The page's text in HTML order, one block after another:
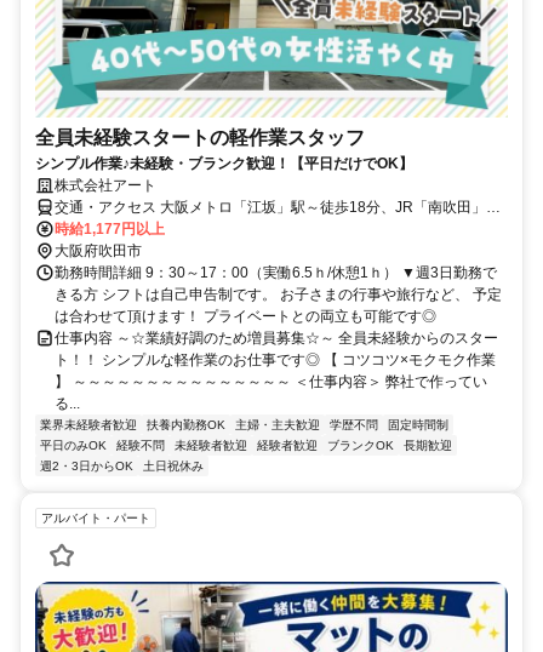
全員未経験スタートの軽作業スタッフ
シンプル作業♪未経験・ブランク歓迎！【平日だけでOK】
株式会社アート
交通・アクセス 大阪メトロ「江坂」駅～徒歩18分、JR「南吹田」駅
～徒歩14分
時給1,177円以上
大阪府吹田市
勤務時間詳細 9：30～17：00（実働6.5ｈ/休憩1ｈ） ▼週3日勤務で
きる方 シフトは自己申告制です。 お子さまの行事や旅行など、 予定
は合わせて頂けます！ プライベートとの両立も可能です◎
仕事内容 ～☆業績好調のため増員募集☆～ 全員未経験からのスター
ト！！ シンプルな軽作業のお仕事です◎ 【 コツコツ×モクモク作業
】 ～～～～～～～～～～～～～～～ ＜仕事内容＞ 弊社で作ってい
る...
業界未経験者歓迎 扶養内勤務OK 主婦・主夫歓迎 学歴不問
固定時間制
平日のみOK
経験不問 未経験者歓迎 経験者歓迎 ブランクOK
長期歓迎
週2・3日からOK
土日祝休み
アルバイト・パート